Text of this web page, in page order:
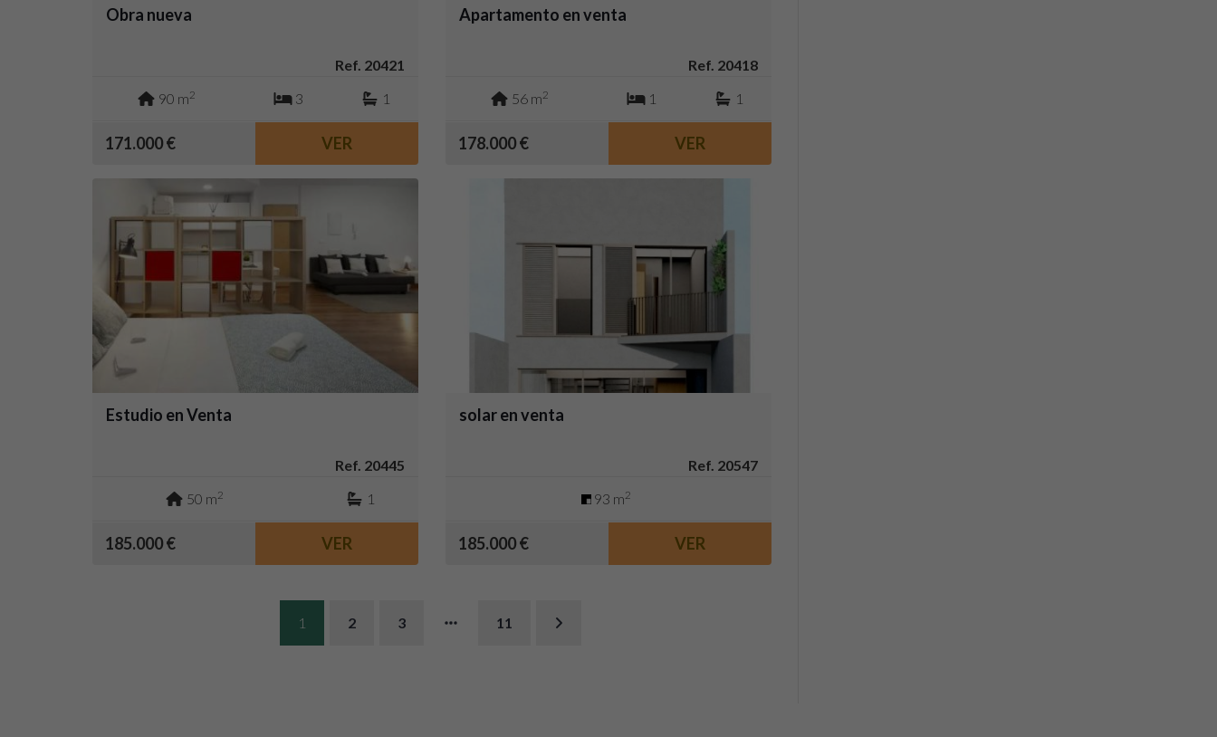
Obra nueva
Ref. 20421
90 m2 3 1
171.000 € VER
Apartamento en venta
Ref. 20418
56 m2 1 1
178.000 € VER
Estudio en Venta
Ref. 20445
50 m2 1
185.000 € VER
solar en venta
Ref. 20547
93 m2
185.000 € VER
1 2 3 11